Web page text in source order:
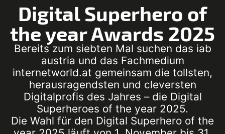
Digital Superhero of
the year Awards 2025
Bereits zum siebten Mal suchen das iab
austria und das Fachmedium
internetworld.at gemeinsam die tollsten,
herausragendsten und cleversten
Digitalprofis des Jahres – die Digital
Superheroes of the year 2025.
Die Wahl für den Digital Superhero of the